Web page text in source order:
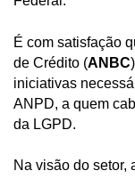
É com satisfação
de Crédito (ANBC
iniciativas
ANPD, a quem
da LGPD.
Na visão do setor,